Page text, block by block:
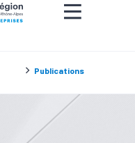
Publications